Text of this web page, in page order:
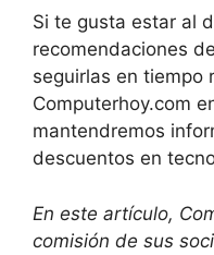
Si te gusta estar al
recomendaciones
seguirlas en tiempo
Computerhoy.com
mantendremos
descuentos en
En este artículo,
comisión de sus